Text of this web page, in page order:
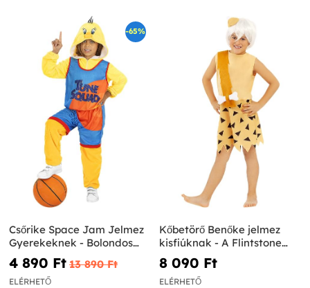
-65%
Csőrike Space Jam Jelmez
Gyerekeknek - Bolondos
Dallamok
4 890 Ft‎ 13 890 Ft‎
ELÉRHETŐ
Kőbetörő Benőke jelmez
kisfiúknak - A Flintstone
család
8 090 Ft‎
ELÉRHETŐ